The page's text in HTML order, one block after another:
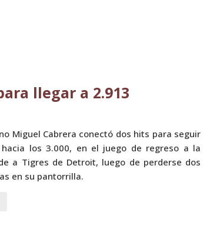
llegar a 2.913
Miguel Cabrera conectó dos hits para seguir
hacia los 3.000, en el juego de regreso a la
a Tigres de Detroit, luego de perderse dos
en su pantorrilla.